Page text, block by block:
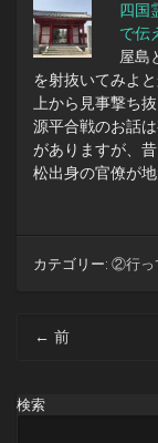
四国
で伝
屋島
を射抜いてみよ
上から見事撃ち
源平合戦のお話
がありますが、
松出身の官僚が
カテゴリー: ②行っ
ビ
ゲ
← 前
検索